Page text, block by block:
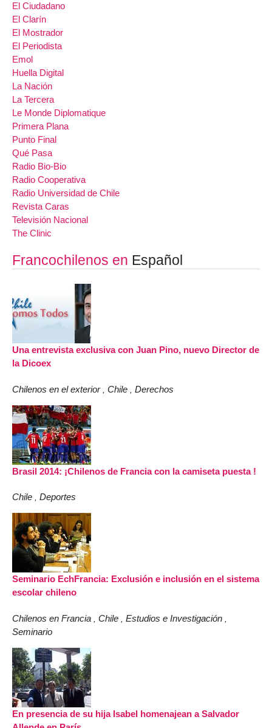
El Ciudadano
El Clarín
El Mostrador
El Periodista
Emol
Huella Digital
La Nación
La Tercera
Le Monde Diplomatique
Primera Plana
Punto Final
Qué Pasa
Radio Bio-Bio
Radio Cooperativa
Radio Universidad de Chile
Revista Caras
Televisión Nacional
The Clinic
Francochilenos en Español
Una entrevista exclusiva con Juan Pino, nuevo Director de
la Dicoex
Chilenos en el exterior Chile Derechos
Brasil 2014: ¡Chilenos de Francia con la camiseta puesta !
Chile , Deportes
Seminario EchFrancia: Exclusión e inclusión en el sistema
escolar chileno
Chilenos en Francia , Chile , Estudios e Investigación ,
Seminario
En presencia de su hija Isabel homenajean a Salvador